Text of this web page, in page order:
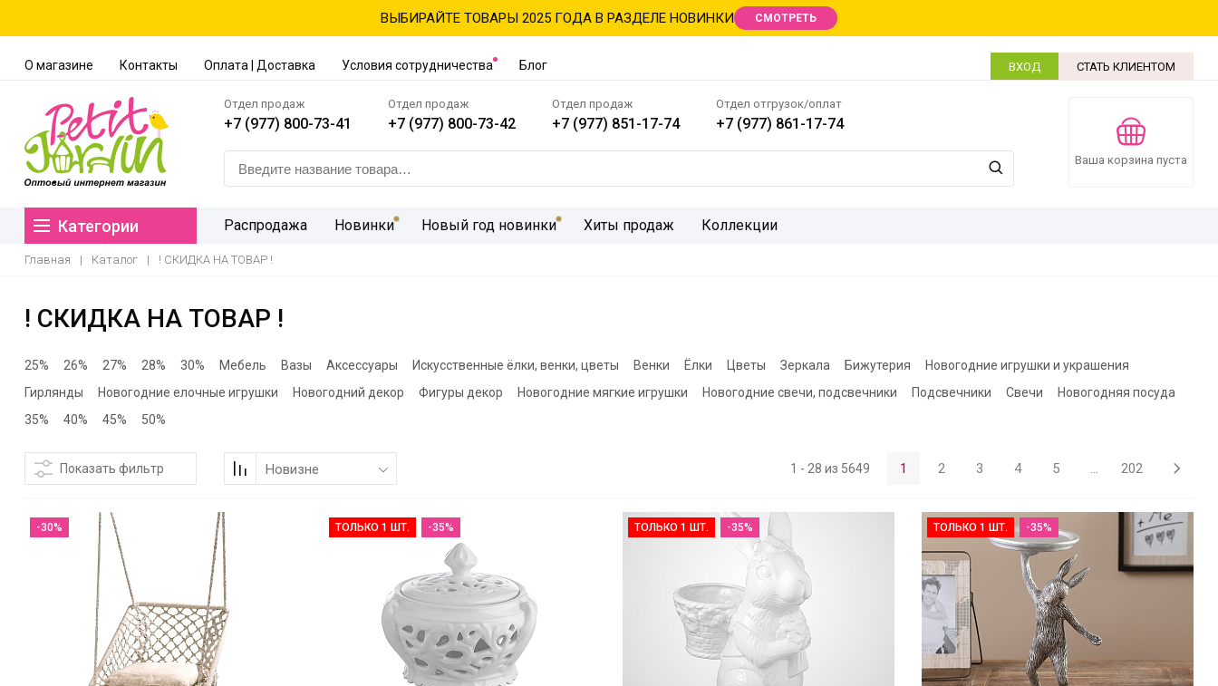
ВЫБИРАЙТЕ ТОВАРЫ 2025 ГОДА В РАЗДЕЛЕ НОВИНКИ СМОТРЕТЬ
О магазине Контакты Оплата | Доставка Условия сотрудничества Блог ВХОД СТАТЬ КЛИЕНТОМ
Отдел продаж
+7 (977) 800-73-41
Отдел продаж
+7 (977) 800-73-42
Отдел продаж
+7 (977) 851-17-74
Отдел отгрузок/оплат
+7 (977) 861-17-74
Ваша корзина пуста
Категории Распродажа Новинки Новый год новинки Хиты продаж Коллекции
Главная | Каталог | ! СКИДКА НА ТОВАР !
! СКИДКА НА ТОВАР !
25% 26% 27% 28% 30% Мебель Вазы Аксессуары Искусственные ёлки, венки, цветы Венки Ёлки Цветы Зеркала Бижутерия
Новогодние игрушки и украшения
Гирлянды
Новогодние елочные игрушки Новогодний декор Фигуры декор Новогодние мягкие игрушки Новогодние свечи, подсвечники Подсвечники Свечи
Новогодняя посуда
35%
40% 45% 50%
Показать фильтр Новизне 1 - 28 из 5649 1 2 3 4 5 ... 202
-30% ТОЛЬКО 1 ШТ. -35% ТОЛЬКО 1 ШТ. -35% ТОЛЬКО 1 ШТ. -35%